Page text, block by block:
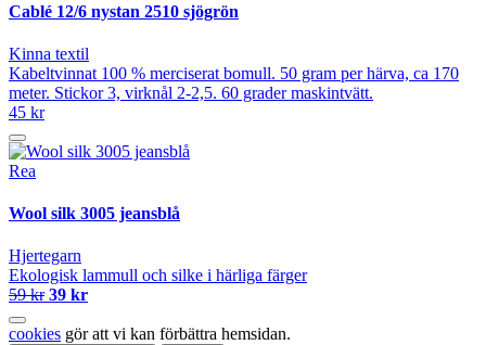
Cablé 12/6 nystan 2510 sjögrön
Kinna textil
Kabeltvinnat 100 % merciserat bomull. 50 gram per härva, ca 170
meter. Stickor 3, virknål 2-2,5. 60 grader maskintvätt.
45 kr
Rea
Wool silk 3005 jeansblå
Hjertegarn
Ekologisk lammull och silke i härliga färger
59 kr 39 kr
cookies gör att vi kan förbättra hemsidan.